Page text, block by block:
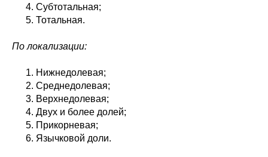
Субтотальная;
Тотальная.
По локализации:
Нижнедолевая;
Среднедолевая;
Верхнедолевая;
Двух и более долей;
Прикорневая;
Язычковой доли.